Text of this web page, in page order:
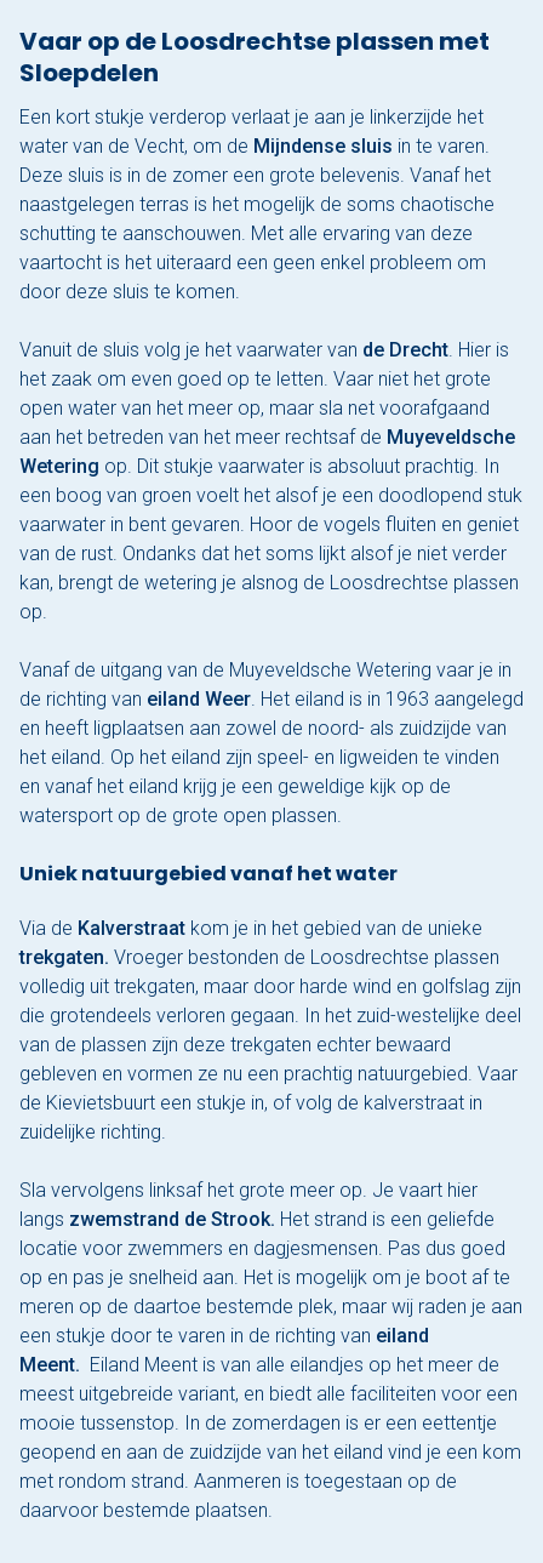
Vaar op de Loosdrechtse plassen met
Sloepdelen
Een kort stukje verderop verlaat je aan je linkerzijde het
water van de Vecht, om de Mijndense sluis in te varen.
Deze sluis is in de zomer een grote belevenis. Vanaf het
naastgelegen terras is het mogelijk de soms chaotische
schutting te aanschouwen. Met alle ervaring van deze
vaartocht is het uiteraard een geen enkel probleem om
door deze sluis te komen.
Vanuit de sluis volg je het vaarwater van de Drecht. Hier is
het zaak om even goed op te letten. Vaar niet het grote
open water van het meer op, maar sla net voorafgaand
aan het betreden van het meer rechtsaf de Muyeveldsche
Wetering op. Dit stukje vaarwater is absoluut prachtig. In
een boog van groen voelt het alsof je een doodlopend stuk
vaarwater in bent gevaren. Hoor de vogels fluiten en geniet
van de rust. Ondanks dat het soms lijkt alsof je niet verder
kan, brengt de wetering je alsnog de Loosdrechtse plassen
op.
Vanaf de uitgang van de Muyeveldsche Wetering vaar je in
de richting van eiland Weer. Het eiland is in 1963 aangelegd
en heeft ligplaatsen aan zowel de noord- als zuidzijde van
het eiland. Op het eiland zijn speel- en ligweiden te vinden
en vanaf het eiland krijg je een geweldige kijk op de
watersport op de grote open plassen.
Uniek natuurgebied vanaf het water
Via de Kalverstraat kom je in het gebied van de unieke
trekgaten. Vroeger bestonden de Loosdrechtse plassen
volledig uit trekgaten, maar door harde wind en golfslag zijn
die grotendeels verloren gegaan. In het zuid-westelijke deel
van de plassen zijn deze trekgaten echter bewaard
gebleven en vormen ze nu een prachtig natuurgebied. Vaar
de Kievietsbuurt een stukje in, of volg de kalverstraat in
zuidelijke richting.
Sla vervolgens linksaf het grote meer op. Je vaart hier
langs zwemstrand de Strook. Het strand is een geliefde
locatie voor zwemmers en dagjesmensen. Pas dus goed
op en pas je snelheid aan. Het is mogelijk om je boot af te
meren op de daartoe bestemde plek, maar wij raden je aan
een stukje door te varen in de richting van eiland
Meent. Eiland Meent is van alle eilandjes op het meer de
meest uitgebreide variant, en biedt alle faciliteiten voor een
mooie tussenstop. In de zomerdagen is er een eettentje
geopend en aan de zuidzijde van het eiland vind je een kom
met rondom strand. Aanmeren is toegestaan op de
daarvoor bestemde plaatsen.